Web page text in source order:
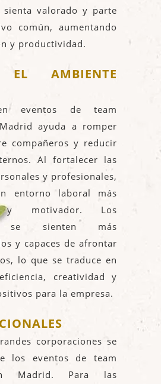
sienta valorado y parte
común, aumentando
y productividad.
EL AMBIENTE
eventos de team
ayuda a romper
compañeros y reducir
Al fortalecer las
y profesionales,
entorno laboral más
y motivador. Los
se sienten más
y capaces de afrontar
lo que se traduce en
creatividad y
para la empresa.
corporaciones se
los eventos de team
Madrid. Para las